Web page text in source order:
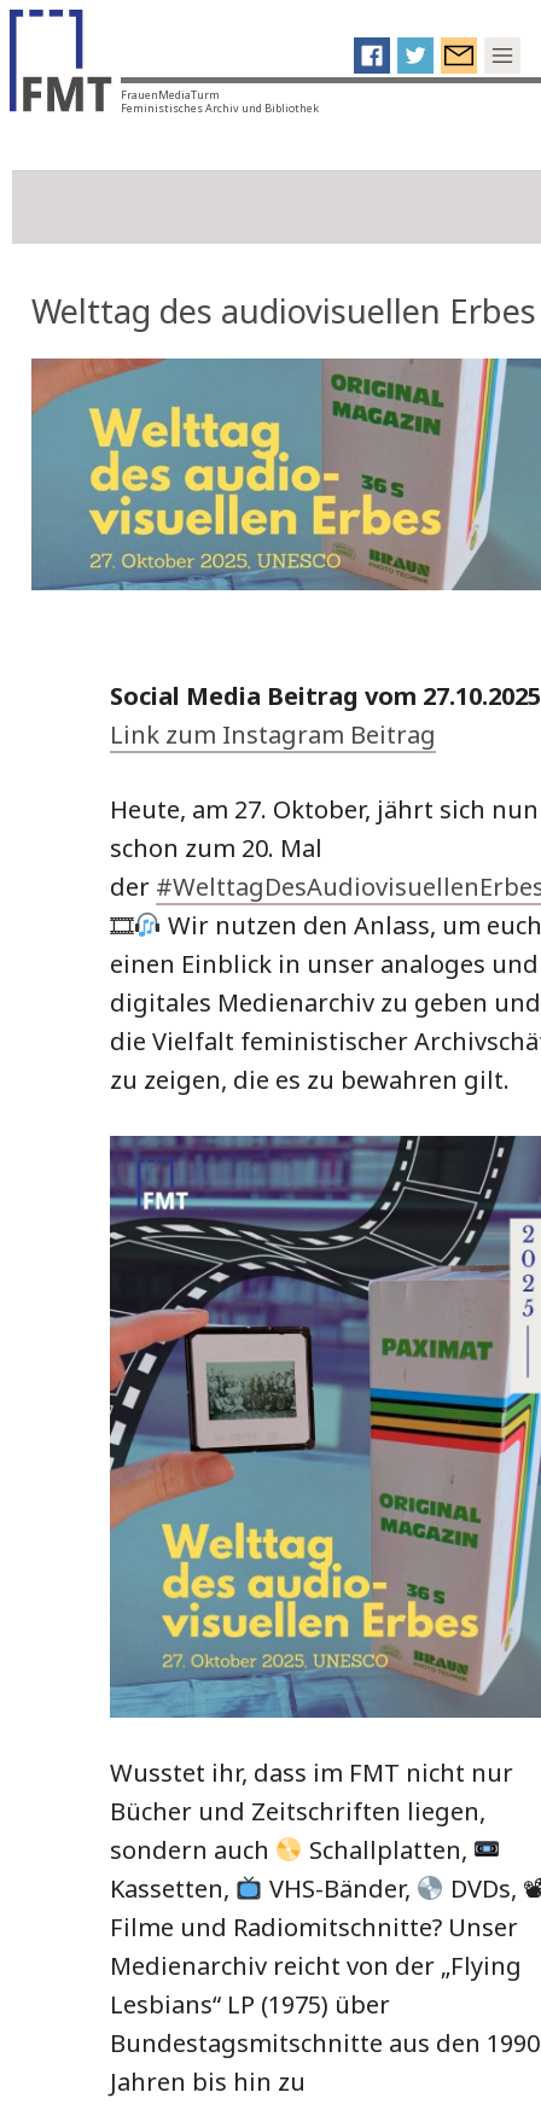
FrauenMediaTurm
Feministisches Archiv und Bibliothek
Welttag des audiovisuellen Erbes
Social Media Beitrag vom
Link zum Instagram Beitrag
Heute, am 27. Oktober, jährt sich nun
schon zum 20. Mal
der
🎞
Wir nutzen den Anlass, um euch
einen Einblick in unser analoges und
digitales Medienarchiv zu geben und
die Vielfalt feministischer
zu zeigen, die es zu bewahren gilt.
Wusstet ihr, dass im FMT nicht nur
Bücher und Zeitschriften liegen,
sondern auch
Schallplatten,
Kassetten,
VHS-Bänder,
DVDs,
Filme und Radiomitschnitte? Unser
Medienarchiv reicht von der „Flying
Lesbians“ LP (1975) über
Bundestagsmitschnitte aus den
Jahren bis hin zu